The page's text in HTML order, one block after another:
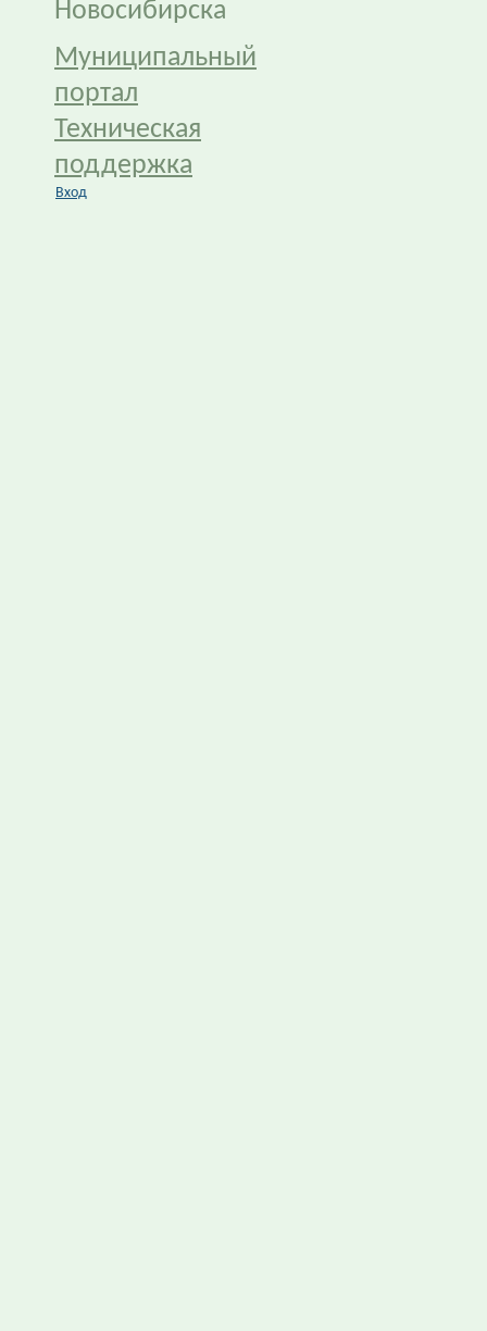
Новосибирска
Муниципальный
портал
Техническая
поддержка
Вход